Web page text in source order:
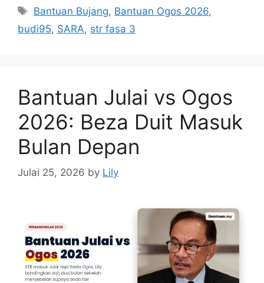
Tags
Bantuan Bujang, Bantuan Ogos 2026,
budi95, SARA, str fasa 3
Bantuan Julai vs Ogos
2026: Beza Duit Masuk
Bulan Depan
Julai 25, 2026 by Lily